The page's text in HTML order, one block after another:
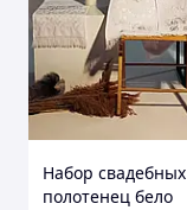
Набор свадебных
полотенец бело